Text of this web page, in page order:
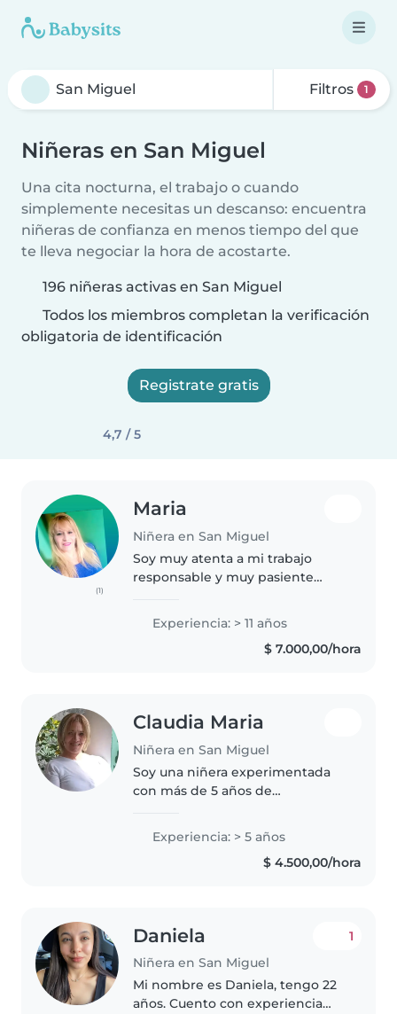
Filtros 1
Niñeras en San Miguel
Una cita nocturna, el trabajo o cuando
simplemente necesitas un descanso: encuentra
niñeras de confianza en menos tiempo del que
te lleva negociar la hora de acostarte.
196 niñeras activas en San Miguel
Todos los miembros completan la verificación
obligatoria de identificación
Registrate gratis
4,7 / 5
(1)
Maria
Niñera en San Miguel
Soy muy atenta a mi trabajo
responsable y muy pasiente
chicos tengo mucha paciencia y
responsabilidad estoy dispuesta
a dar todo para satisfacer..
Experiencia: > 11 años
$ 7.000,00/hora
Claudia Maria
Niñera en San Miguel
Soy una niñera experimentada
con más de 5 años de
hasta escolares. Me destaco por
ser habladora, responsable y
Experiencia: > 5 años
$ 4.500,00/hora
Daniela
Niñera en San Miguel
1
Mi nombre es Daniela, tengo 22
años. Cuento con experiencia